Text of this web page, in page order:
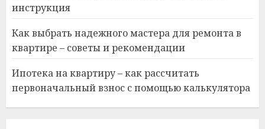
инструкция
Как выбрать надежного мастера для ремонта в
квартире – советы и рекомендации
Ипотека на квартиру – как рассчитать
первоначальный взнос с помощью калькулятора